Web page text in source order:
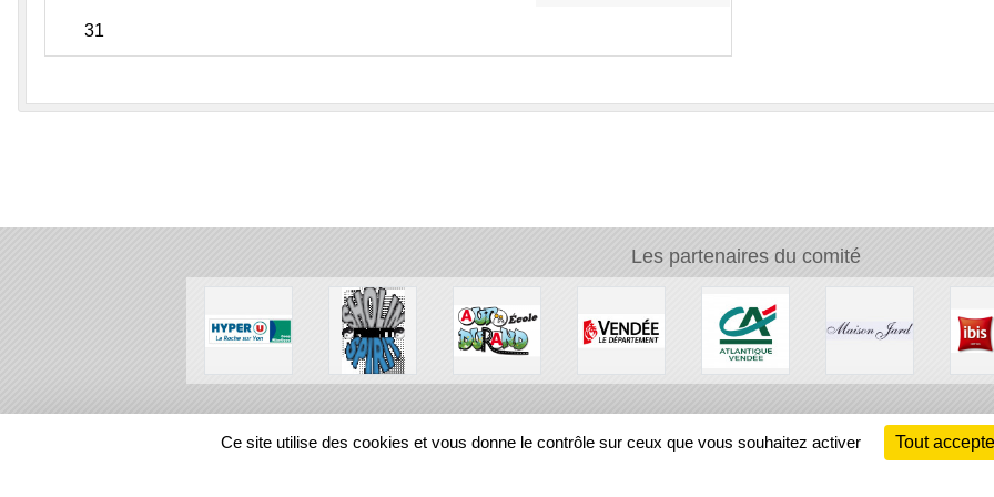
31
Les partenaires du comité
REGIONS
Ce site utilise des cookies et vous donne le contrôle sur ceux que vous souhaitez activer Tout